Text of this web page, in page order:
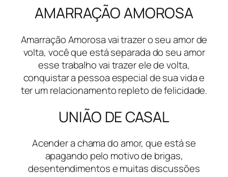
AMARRAÇÃO AMOROSA
Amarração Amorosa vai trazer o seu amor de
volta, você que está separada do seu amor
esse trabalho vai trazer ele de volta,
conquistar a pessoa especial de sua vida e
ter um relacionamento repleto de felicidade.
UNIÃO DE CASAL
Acender a chama do amor, que está se
apagando pelo motivo de brigas,
desentendimentos e muitas discussões